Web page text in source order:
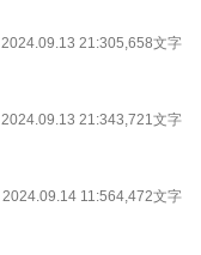
2024.09.13 21:305,658文字
2024.09.13 21:343,721文字
2024.09.14 11:564,472文字